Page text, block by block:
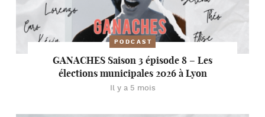
PODCAST
GANACHES Saison 3 épisode 8 – Les
élections municipales 2026 à Lyon
Il y a 5 mois